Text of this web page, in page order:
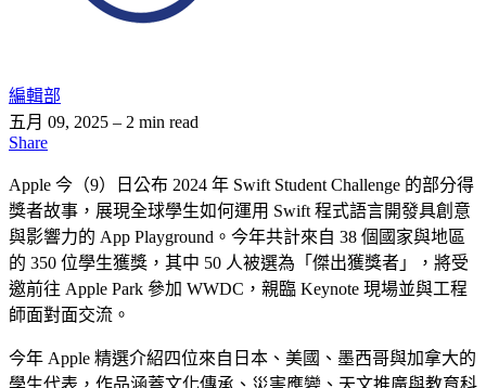
編輯部
五月 09, 2025 – 2 min read
Share
Apple 今（9）日公布 2024 年 Swift Student Challenge 的部分得
獎者故事，展現全球學生如何運用 Swift 程式語言開發具創意
與影響力的 App Playground。今年共計來自 38 個國家與地區
的 350 位學生獲獎，其中 50 人被選為「傑出獲獎者」，將受
邀前往 Apple Park 參加 WWDC，親臨 Keynote 現場並與工程
師面對面交流。
今年 Apple 精選介紹四位來自日本、美國、墨西哥與加拿大的